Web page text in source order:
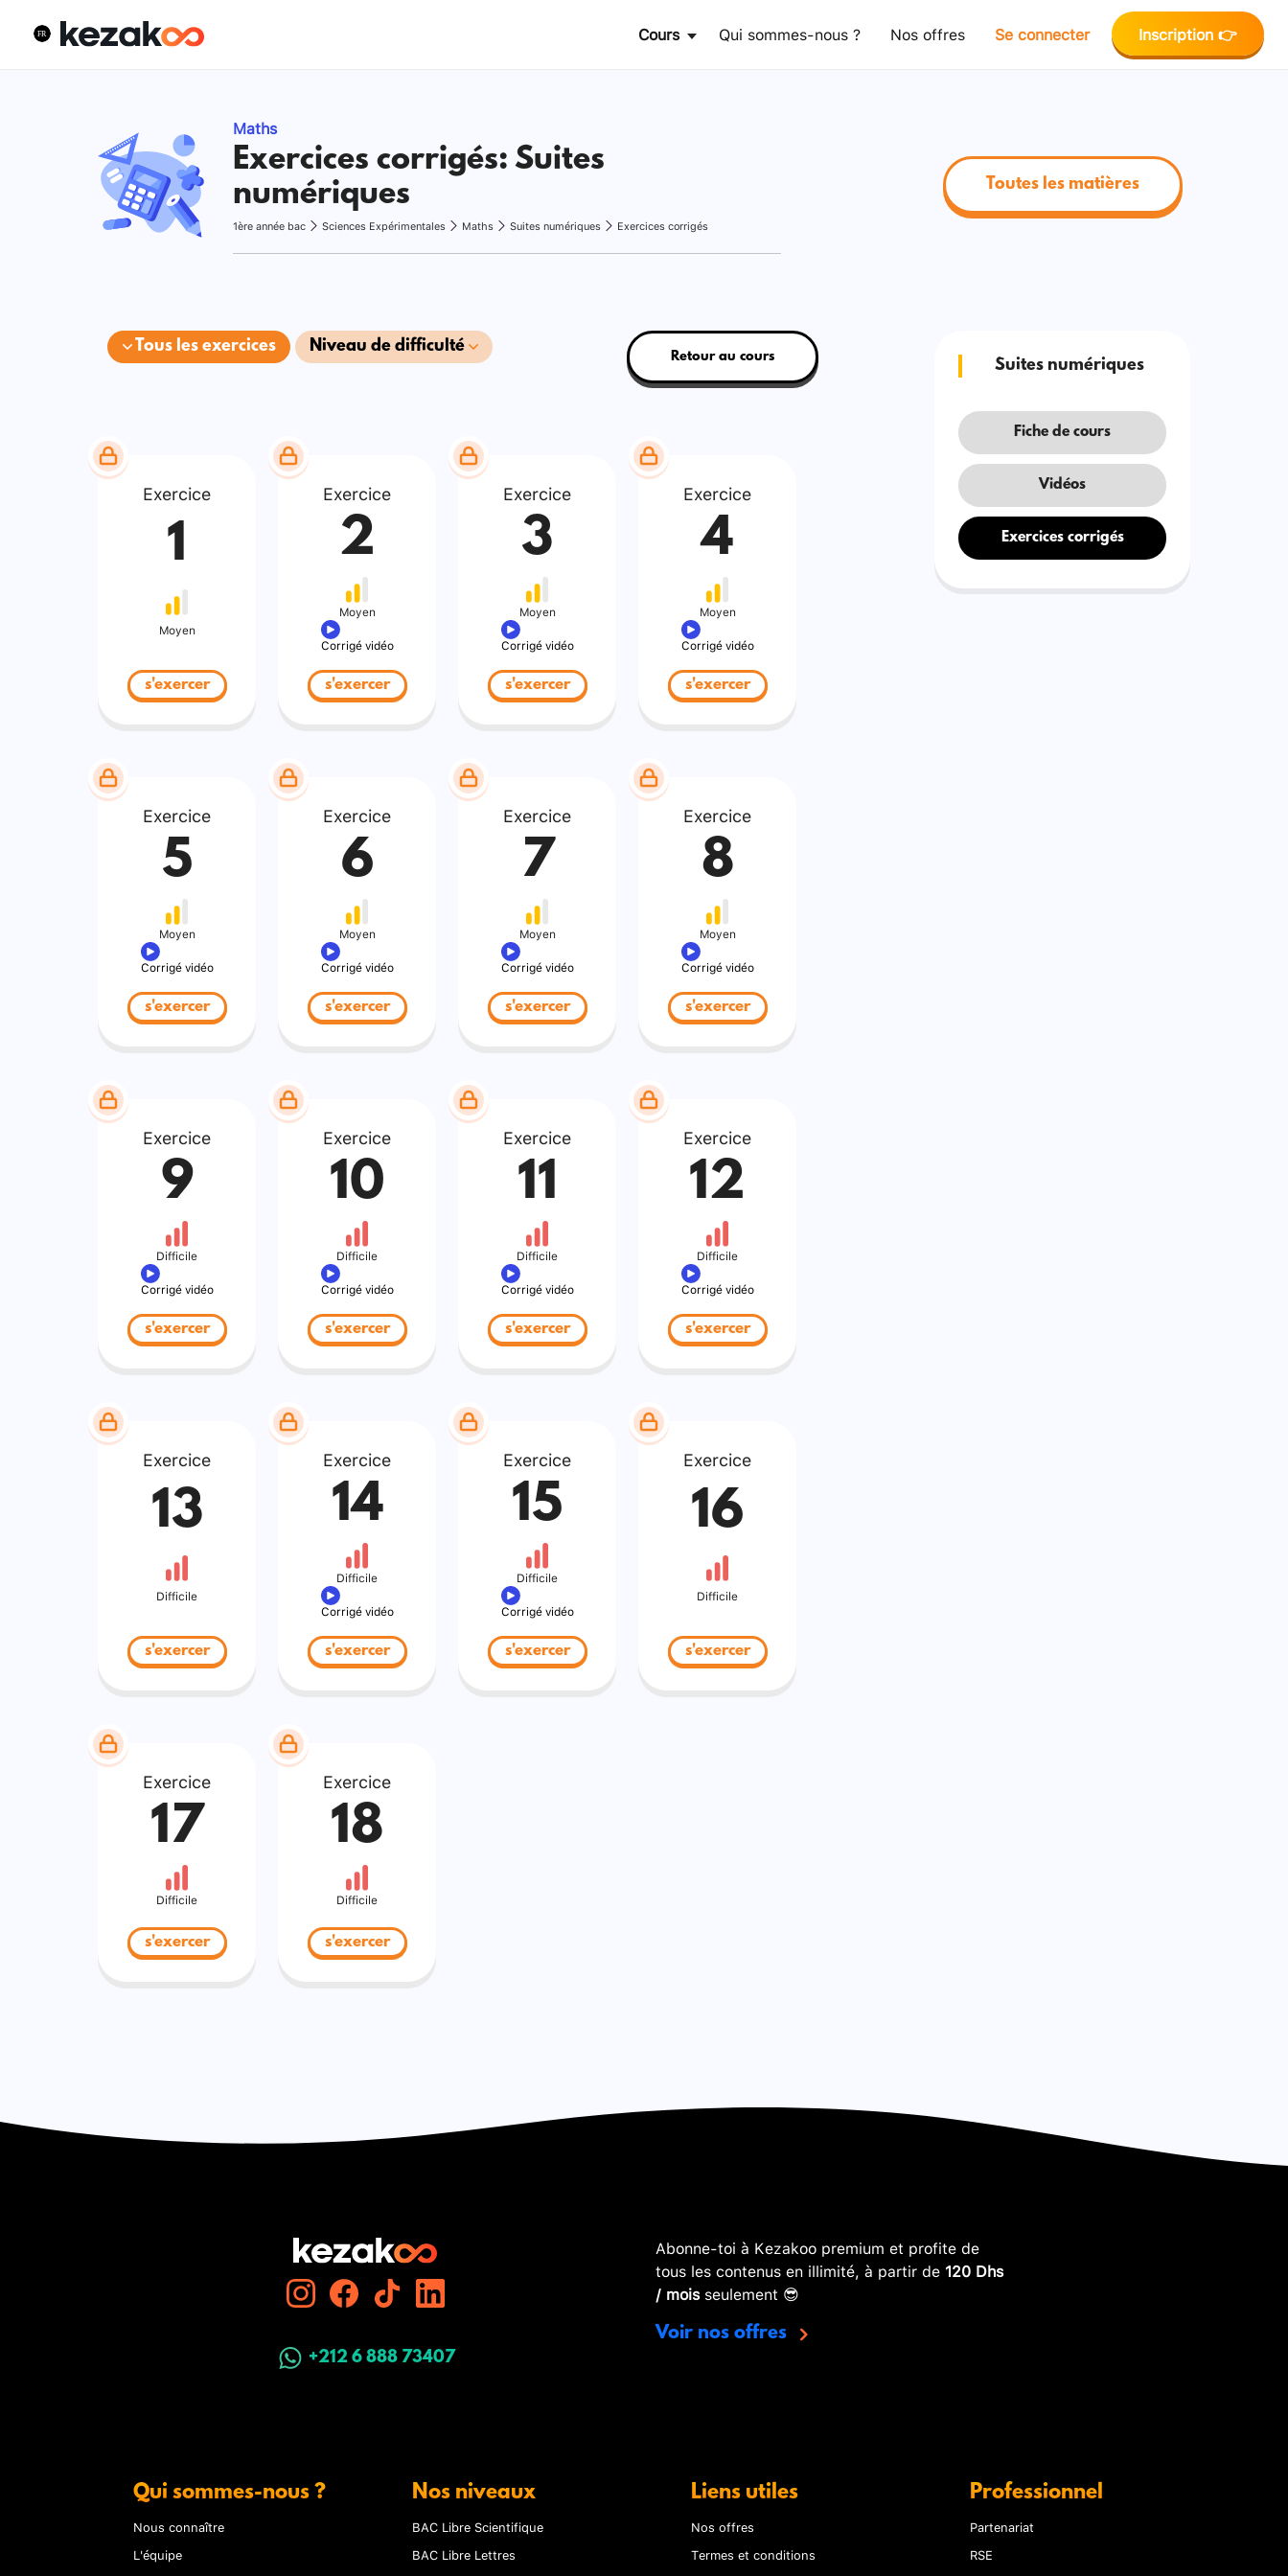
Cours Qui sommes-nous ? Nos offres Se connecter Inscription 👉
Maths
Exercices corrigés: Suites
numériques
1ère année bac Sciences Expérimentales Maths Suites numériques Exercices corrigés
Toutes les matières
Tous les exercices Niveau de difficulté
Retour au cours
Exercice
1
Moyen
s'exercer
Exercice
2
Moyen
Corrigé vidéo
s'exercer
Exercice
3
Moyen
Corrigé vidéo
s'exercer
Exercice
4
Moyen
Corrigé vidéo
s'exercer
Exercice
5
Moyen
Corrigé vidéo
s'exercer
Exercice
6
Moyen
Corrigé vidéo
s'exercer
Exercice
7
Moyen
Corrigé vidéo
s'exercer
Exercice
8
Moyen
Corrigé vidéo
s'exercer
Exercice
9
Difficile
Corrigé vidéo
s'exercer
Exercice
10
Difficile
Corrigé vidéo
s'exercer
Exercice
11
Difficile
Corrigé vidéo
s'exercer
Exercice
12
Difficile
Corrigé vidéo
s'exercer
Exercice
13
Difficile
s'exercer
Exercice
14
Difficile
Corrigé vidéo
s'exercer
Exercice
15
Difficile
Corrigé vidéo
s'exercer
Exercice
16
Difficile
s'exercer
Exercice
17
Difficile
s'exercer
Exercice
18
Difficile
s'exercer
Suites numériques
Fiche de cours
Vidéos
Exercices corrigés
+212 6 888 73407
Abonne-toi à Kezakoo premium et profite de
tous les contenus en illimité, à partir de 120 Dhs
/ moisseulement 😎
Voir nos offres
Qui sommes-nous ?
Nous connaître
L'équipe
Nos niveaux
BAC Libre Scientifique
BAC Libre Lettres
Liens utiles
Nos offres
Termes et conditions
Professionnel
Partenariat
RSE